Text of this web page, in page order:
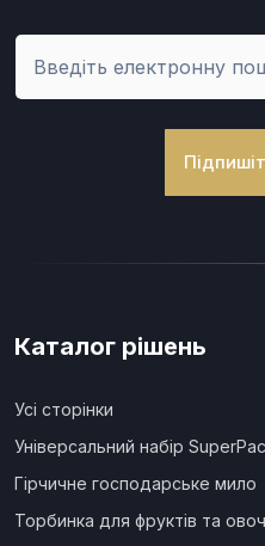
Каталог рішень
Усі сторінки
Універсальний набір
Гірчичне господарське мило
Торбинка для фруктів та